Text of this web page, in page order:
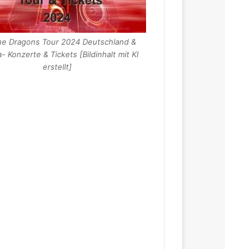
Dragons Tour 2024 Deutschland &
Konzerte & Tickets [Bildinhalt mit KI
erstellt]